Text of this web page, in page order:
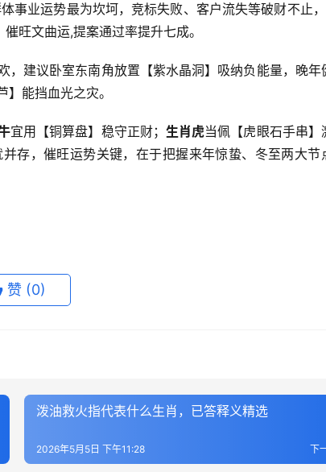
事业运势最为坎坷，竞标失败、客户流失等破财不止
旺文曲运,提案通过率提升七成。
，建议卧室东南角放置【紫水晶洞】吸纳负能量，晚年
能挡血光之灾。
宜用【铜算盘】稳守正财； 生肖虎当佩【虎眼石手串】
存，催旺运势关键，在于把握来年惊蛰、冬至两大节
赞 (0)
泼油救火指代表什么生肖，已答释义精选
下
2026年5月5日 下午11:28